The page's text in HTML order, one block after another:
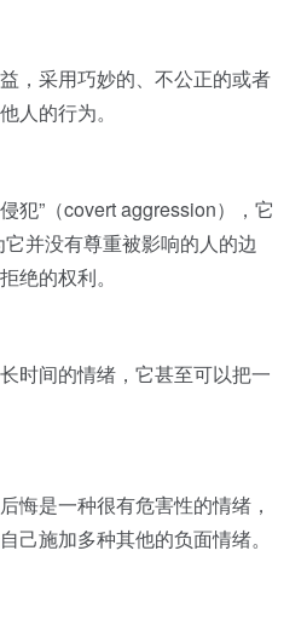
，采用巧妙的、不公正的或者
人的行为。
犯”（covert aggression），它
并没有尊重被影响的人的边
绝的权利。
时间的情绪，它甚至可以把一
悔是一种很有危害性的情绪，
己施加多种其他的负面情绪。